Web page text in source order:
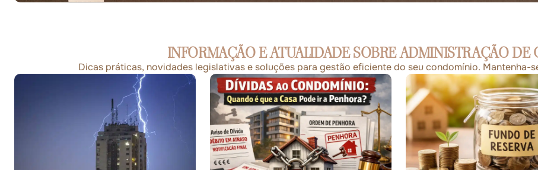
INFORMAÇÃO E ATUALIDADE SOBRE ADMINISTRAÇÃO
Dicas práticas, novidades legislativas e soluções para gestão eficiente do seu condomínio. Mantenha-